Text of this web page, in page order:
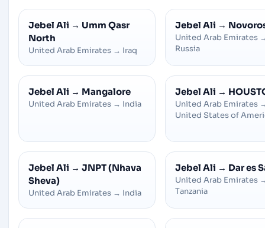
Jebel Ali → Umm Qasr
North
United Arab Emirates → Iraq
Jebel Ali →
United Arab Emirates
Russia
Jebel Ali → Mangalore
United Arab Emirates → India
Jebel Ali →
United Arab Emirates
United States of
Jebel Ali → JNPT (Nhava
Sheva)
United Arab Emirates → India
Jebel Ali → Dar es
United Arab Emirates
Tanzania